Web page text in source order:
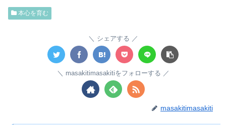
本心を育む
シェアする
masakitimasakitiをフォローする
masakitimasakiti